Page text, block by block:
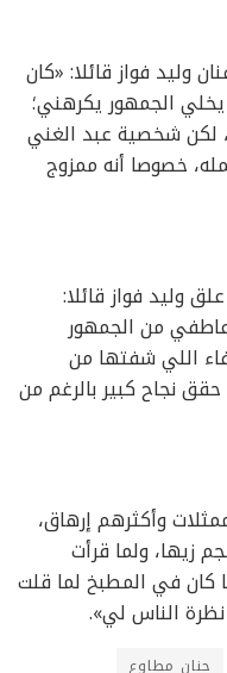
وليد فواز قائلا: «كان
الجمهور يكرهني؛
لكن شخصية عبد الغني
خصوصا أنه ممزوج
وليد فواز قائلا:
من الجمهور
اللي شفتها من
نجاح كبير بالرغم من
وأكثرهم إرهاق،
زيها، ولما قرأت
كان في المطبخ لما قلت
الناس لي».
حنان مطاوع